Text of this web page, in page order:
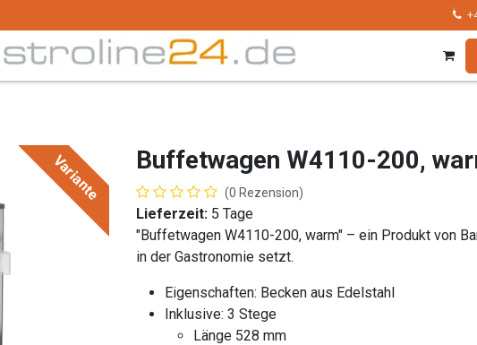
Kollektionen
Variante Buffetwagen W4110-200,
(0 Rezension)
Lieferzeit: 5 Tage
"Buffetwagen W4110-200, warm" – ein Produkt von
in der Gastronomie setzt.
Eigenschaften: Becken aus Edelstahl
Inklusive: 3 Stege
Länge 528 mm